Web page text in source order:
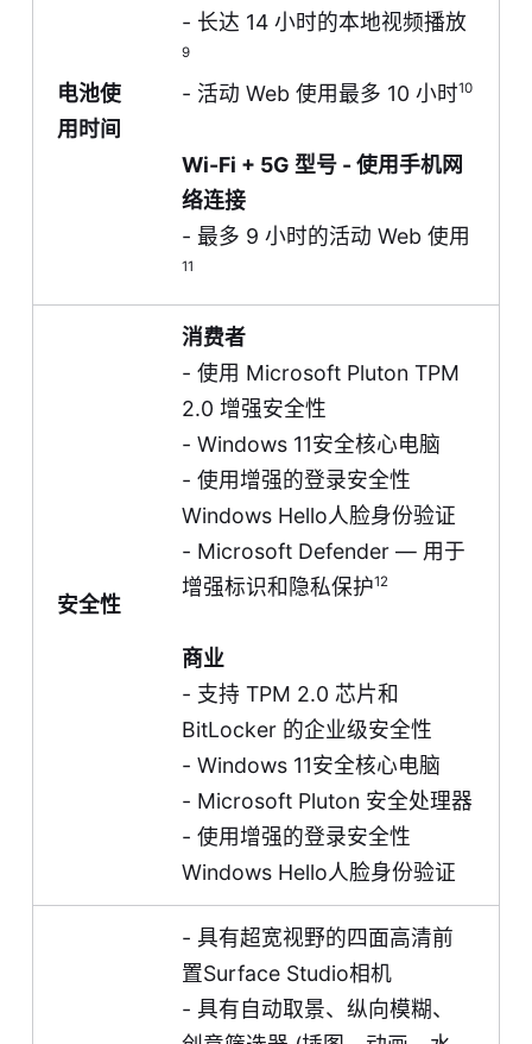
电池使
用时间
- 长达 14 小时的本地视频播放
9
- 活动 Web 使用最多 10 小时10
Wi-Fi + 5G 型号 - 使用手机网
络连接
- 最多 9 小时的活动 Web 使用
11
安全性
消费者
- 使用 Microsoft Pluton TPM
2.0 增强安全性
- Windows 11安全核心电脑
- 使用增强的登录安全性
Windows Hello人脸身份验证
- Microsoft Defender — 用于
增强标识和隐私保护12
商业
- 支持 TPM 2.0 芯片和
BitLocker 的企业级安全性
- Windows 11安全核心电脑
- Microsoft Pluton 安全处理器
- 使用增强的登录安全性
Windows Hello人脸身份验证
- 具有超宽视野的四面高清前
置Surface Studio相机
- 具有自动取景、纵向模糊、